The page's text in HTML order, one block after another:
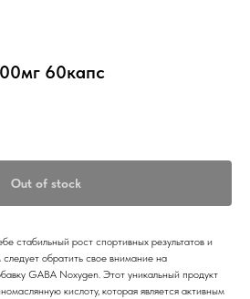
60капс
Out of stock
стабильный рост спортивных результатов и
следует обратить свое внимание на
GABA Noxygen. Этот уникальный продукт
кислоту, которая является активным